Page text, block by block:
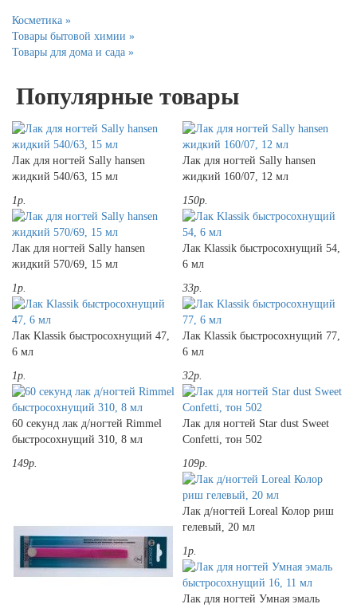
Косметика »
Товары бытовой химии »
Товары для дома и сада »
Популярные товары
Лак для ногтей Sally hansen
жидкий 540/63, 15 мл
1р.
Лак для ногтей Sally hansen
жидкий 160/07, 12 мл
150р.
Лак для ногтей Sally hansen
жидкий 570/69, 15 мл
1р.
Лак Klassik быстросохнущий 54,
6 мл
33р.
Лак Klassik быстросохнущий 47,
6 мл
1р.
Лак Klassik быстросохнущий 77,
6 мл
32р.
60 секунд лак д/ногтей Rimmel
быстросохнущий 310, 8 мл
149р.
Лак для ногтей Star dust Sweet
Confetti, тон 502
109р.
Лак д/ногтей Loreal Колор риш
гелевый, 20 мл
1р.
Лак для ногтей Умная эмаль